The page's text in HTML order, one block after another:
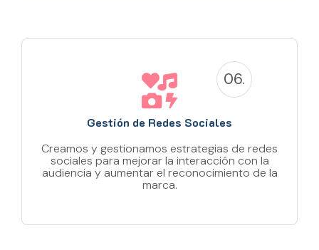
Gestión de Redes Sociales
Creamos y gestionamos estrategias de redes
sociales para mejorar la interacción con la
audiencia y aumentar el reconocimiento de la
marca.
06.